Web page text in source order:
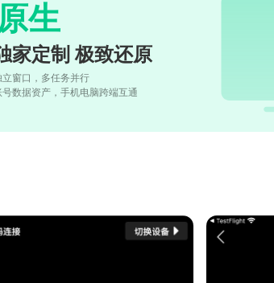
生
家定制 极致还原
立窗口，多任务并行
号数据资产，手机电脑跨端互通